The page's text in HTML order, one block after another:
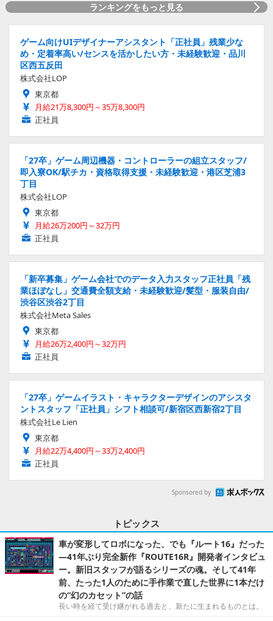
ランキングをもっと見る
ゲーム向けUIデザイナーアシスタント「正社員」残業少な
め・定着率高い/センスを活かしたい方・未経験歓迎・品川
区西五反田
株式会社LOP
東京都
月給21万8,300円～35万8,300円
正社員
「27卒」ゲーム周辺機器・コントローラーの組立スタッフ/
即入寮OK/駅チカ・資格取得支援・未経験歓迎・港区芝浦3
丁目
株式会社LOP
東京都
月給26万200円～32万円
正社員
「新卒募集」ゲーム会社でのデータ入力スタッフ正社員「残
業ほぼなし」交通費全額支給・未経験歓迎/髪型・服装自由/
渋谷区渋谷2丁目
株式会社Meta Sales
東京都
月給26万2,400円～32万円
正社員
「27卒」ゲームイラスト・キャラクターデザインのアシスタ
ントスタッフ「正社員」シフト相談可/新宿区西新宿2丁目
株式会社Le Lien
東京都
月給22万4,400円～33万2,400円
正社員
Sponsored by
トピックス
車が変形してロボになった、でも『ルート16』だった
―41年ぶり完全新作『ROUTE16R』開発者インタビュ
ー。新旧スタッフが語るシリーズの魂。そして41年
前、たった1人のために手作業で直した世界に1本だけ
の“幻のカセット”の話
長い時を経て受け継がれる過去と、新たに生まれるものとは。